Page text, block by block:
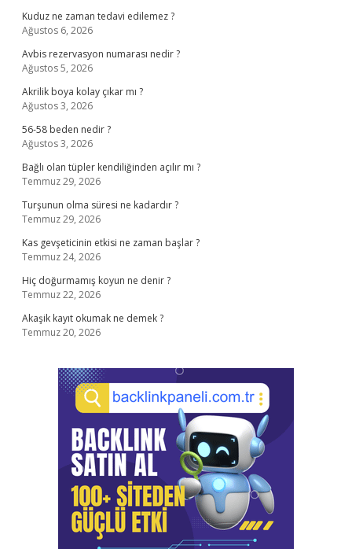
Kuduz ne zaman tedavi edilemez ?
Ağustos 6, 2026
Avbis rezervasyon numarası nedir ?
Ağustos 5, 2026
Akrilik boya kolay çıkar mı ?
Ağustos 3, 2026
56-58 beden nedir ?
Ağustos 3, 2026
Bağlı olan tüpler kendiliğinden açılır mı ?
Temmuz 29, 2026
Turşunun olma süresi ne kadardır ?
Temmuz 29, 2026
Kas gevşeticinin etkisi ne zaman başlar ?
Temmuz 24, 2026
Hiç doğurmamış koyun ne denir ?
Temmuz 22, 2026
Akaşik kayıt okumak ne demek ?
Temmuz 20, 2026